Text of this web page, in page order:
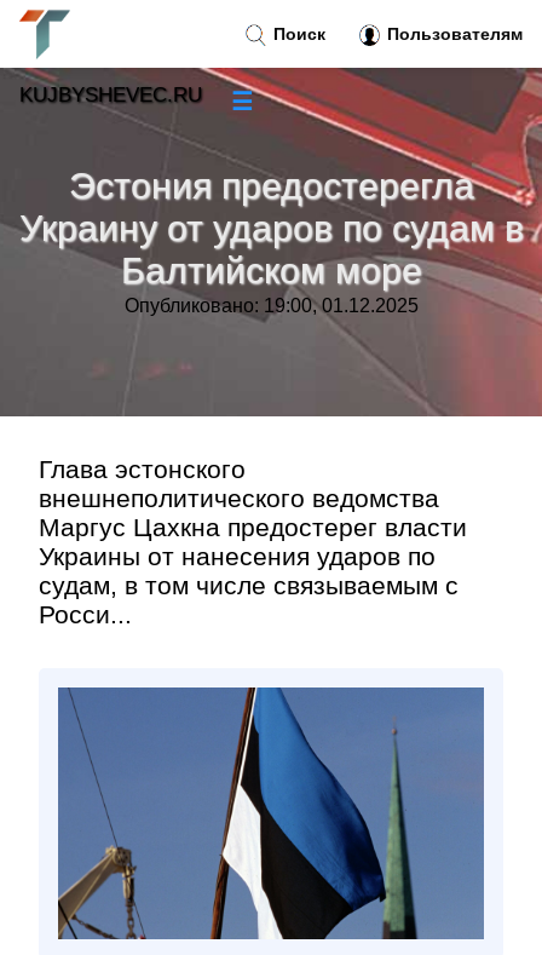
Эстония предостерегла
Украину от ударов по судам в
Балтийском море
Опубликовано: 19:00, 01.12.2025
Глава эстонского
внешнеполитического ведомства
Маргус Цахкна предостерег власти
Украины от нанесения ударов по
судам, в том числе связываемым с
Росси...
Поиск Пользователям
KUJBYSHEVEC.RU ☰
Новости»
Тренды новостей»
Рубрики»
Контакт»